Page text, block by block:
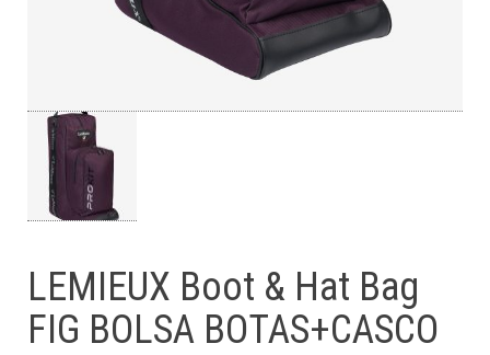
LEMIEUX Boot & Hat Bag
FIG BOLSA BOTAS+CASCO